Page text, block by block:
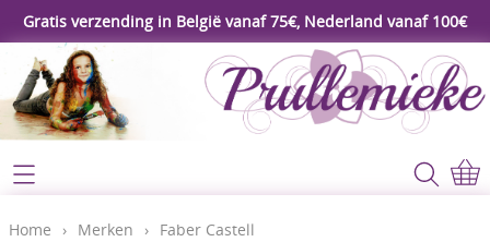
Gratis verzending in België vanaf 75€, Nederland vanaf 100€
Webshop
Koopjeshoek
Home
Home › Merken › Faber Castell